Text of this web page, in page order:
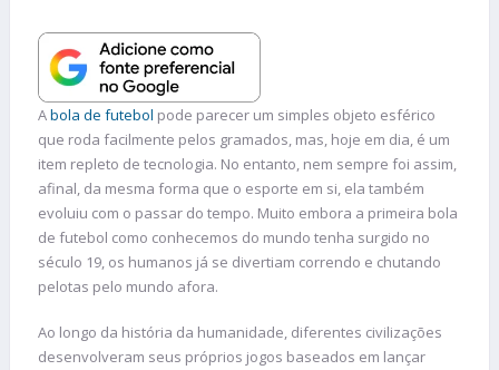
Abola de futebol pode parecer um simples objeto esférico
que roda facilmente pelos gramados, mas, hoje em dia, é um
item repleto de tecnologia. No entanto, nem sempre foi assim,
afinal, da mesma forma que o esporte em si, ela também
evoluiu com o passar do tempo. Muito embora a primeira bola
de futebol como conhecemos do mundo tenha surgido no
século 19, os humanos já se divertiam correndo e chutando
pelotas pelo mundo afora.
Ao longo da história da humanidade, diferentes civilizações
desenvolveram seus próprios jogos baseados em lançar